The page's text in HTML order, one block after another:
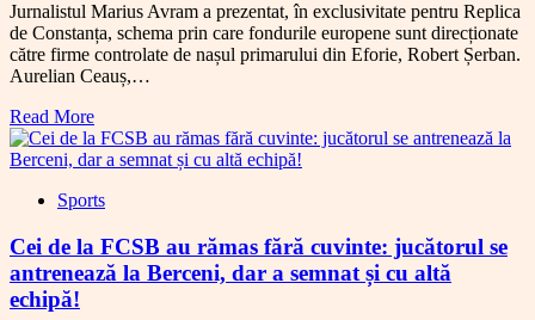
Jurnalistul Marius Avram a prezentat, în exclusivitate pentru Replica
de Constanța, schema prin care fondurile europene sunt direcționate
către firme controlate de nașul primarului din Eforie, Robert Șerban.
Aurelian Ceauș,…
Read More
Sports
Cei de la FCSB au rămas fără cuvinte: jucătorul se
antrenează la Berceni, dar a semnat și cu altă
echipă!